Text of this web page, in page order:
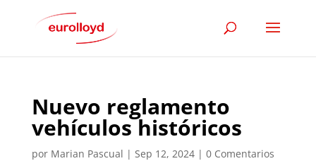
Nuevo reglamento
vehículos históricos
por Marian Pascual | Sep 12, 2024| 0 Comentarios